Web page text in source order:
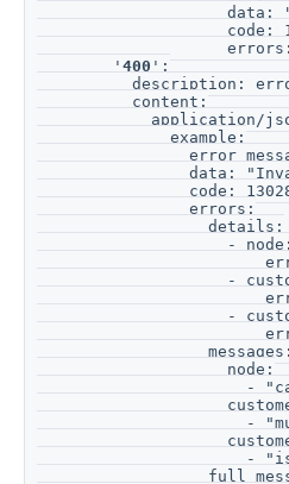
data:
code:
        '
400 ':
description:
          content:
application/
              example:
data:
code:
                errors:
                  details:
                    - node:
-
-
                  messages:
                    node:
-
-
-